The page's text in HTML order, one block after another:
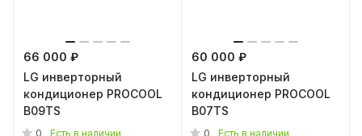
66 000 ₽
LG инверторный
кондиционер PROCOOL
B09TS
0 Есть в наличии
60 000 ₽
LG инверторный
кондиционер PROCOOL
B07TS
0 Есть в наличии